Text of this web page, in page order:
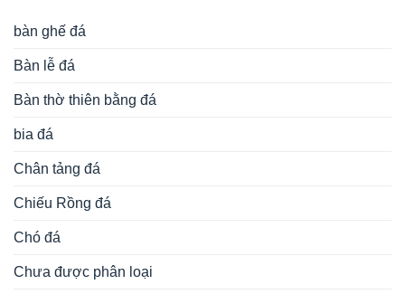
bàn ghế đá
Bàn lễ đá
Bàn thờ thiên bằng đá
bia đá
Chân tảng đá
Chiếu Rồng đá
Chó đá
Chưa được phân loại